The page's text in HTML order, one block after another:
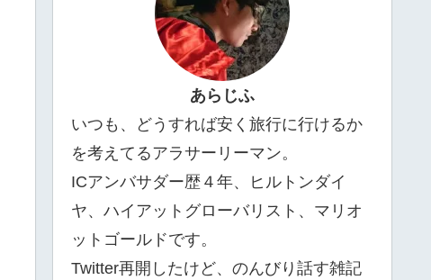
あらじふ
いつも、どうすれば安く旅行に行けるか
を考えてるアラサーリーマン。
ICアンバサダー歴４年、ヒルトンダイ
ヤ、ハイアットグローバリスト、マリオ
ットゴールドです。
Twitter再開したけど、のんびり話す雑記